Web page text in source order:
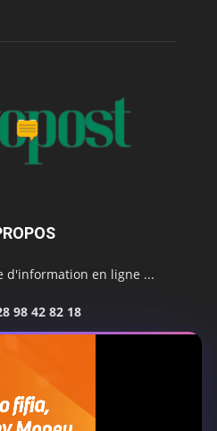
d'information en ligne ...
98 42 82 18
NOUS